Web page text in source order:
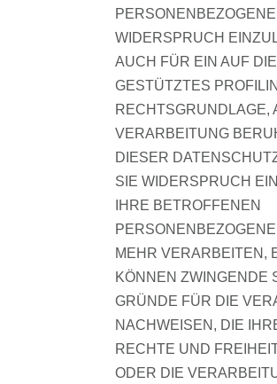
WIDERSPRUCH
AUCH FÜR EIN AUF
GESTÜTZTES
RECHTSGRUNDLAGE,
VERARBEITUNG
DIESER
SIE WIDERSPRUCH
IHRE BETROFFENEN
MEHR VERARBEITEN,
KÖNNEN ZWINGENDE
GRÜNDE FÜR DIE
NACHWEISEN, DIE
RECHTE UND
ODER DIE